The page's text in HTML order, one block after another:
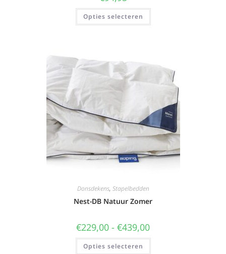
Opties selecteren
Donsdekens, Stapelbedden
Nest-DB Natuur Zomer
€229,00 - €439,00
Opties selecteren